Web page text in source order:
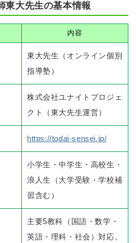
東大先生の基本情報
内容
東大先生（オンライン個別
指導塾）
株式会社ユナイトプロジェ
クト（東大先生運営）
https://todai-sensei.jp/
小学生・中学生・高校生・
浪人生（大学受験・学校補
習含む）
主要5教科（国語・数学・
英語・理科・社会）対応。